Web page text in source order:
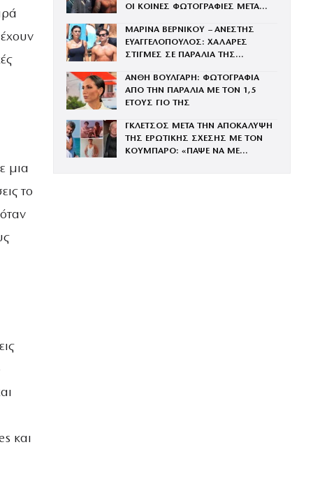
μια
το
και
ΟΙ ΚΟΙΝΕΣ ΦΩΤΟΓΡΑΦΙΕΣ ΜΕΤΑ
ΓΑΡΥΦΑΛΙΑ
ΜΑΡΙΝΑ ΒΕΡΝΙΚΟΥ – ΑΝΕΣΤΗΣ
ΕΥΑΓΓΕΛΟΠΟΥΛΟΣ: ΧΑΛΑΡΕΣ
ΣΤΙΓΜΕΣ ΣΕ ΠΑΡΑΛΙΑ ΤΗΣ
ΑΝΘΗ ΒΟΥΛΓΑΡΗ: ΦΩΤΟΓΡΑΦΙΑ
ΑΠΟ ΤΗΝ ΠΑΡΑΛΙΑ ΜΕ ΤΟΝ 1,5
ΕΤΟΥΣ ΓΙΟ ΤΗΣ
ΓΚΛΕΤΣΟΣ ΜΕΤΑ ΤΗΝ ΑΠΟΚΑΛΥΨΗ
ΤΗΣ ΕΡΩΤΙΚΗΣ ΣΧΕΣΗΣ ΜΕ ΤΟΝ
ΚΟΥΜΠΑΡΟ: «ΠΑΨΕ ΝΑ ΜΕ